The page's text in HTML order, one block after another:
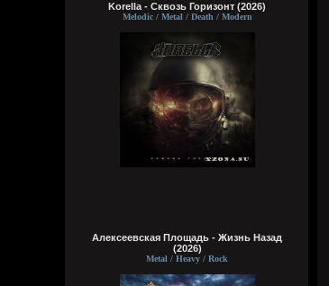
Korella - Сквозь Горизонт (2026)
Melodic / Metal / Death / Modern
Алексеевская Площадь - Жизнь Назад
(2026)
Metal / Heavy / Rock